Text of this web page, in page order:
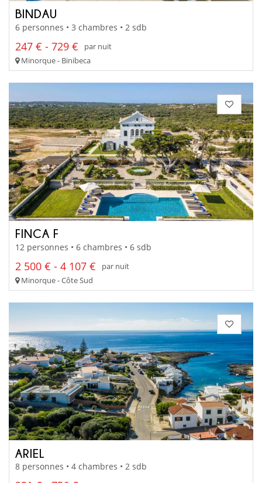
BINDAU
6 personnes • 3 chambres • 2 sdb
247 € - 729 €
par nuit
Minorque - Binibeca
FINCA F
12 personnes • 6 chambres • 6 sdb
2 500 € - 4 107 €
par nuit
Minorque - Côte Sud
ARIEL
8 personnes • 4 chambres • 2 sdb